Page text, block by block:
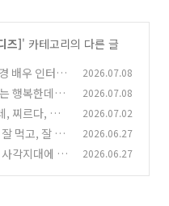
즈]' 카테고리의 다른 글
배우 인터
(0)
2026.07.08
행복한데
픔, 우리의
2026.07.08
, 찌르다, 채
2026.07.02
먹고, 잘 살
2026.06.27
각지대에 사
2026.06.27